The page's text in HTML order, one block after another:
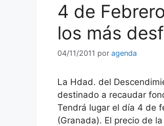
4 de
los más
04/11/2011 por agenda
La Hdad. del
destinado a recaudar
Tendrá lugar el día 4 de
(Granada). El precio de